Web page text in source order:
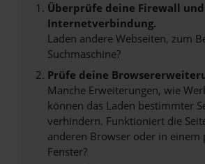
Überprüfe deine Firewall
Internetverbindung.
Laden andere Webseiten, zum
Suchmaschine?
Prüfe deine
Manche Erweiterungen, wie
können das Laden bestimmter
verhindern. Funktioniert die
anderen Browser oder in einem
Fenster?